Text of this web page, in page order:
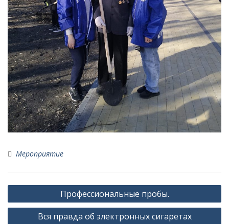
Мероприятие
Навигация
по
записям
Профессиональные пробы.
Вся правда об электронных сигаретах